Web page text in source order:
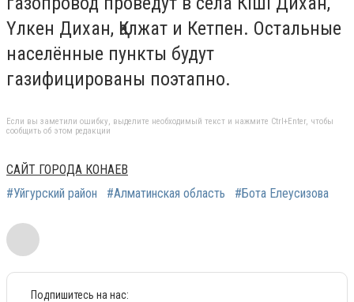
Үлкен Дихан, Қалжат и Кетпен. Остальные
населённые пункты будут
газифицированы поэтапно.
Если вы заметили ошибку, выделите необходимый текст и нажмите Ctrl+Enter, чтобы
сообщить об этом редакции
САЙТ ГОРОДА КОНАЕВ
#Уйгурский район
#Алматинская область #Бота Елеусизова
Подпишитесь на нас: